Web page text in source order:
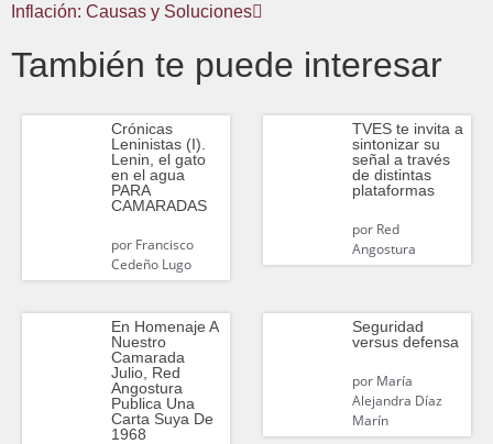
Inflación: Causas y Soluciones
También te puede interesar
Crónicas
Leninistas (I).
Lenin, el gato
en el agua
PARA
CAMARADAS
porFrancisco
Cedeño Lugo
TVES te invita a
sintonizar su
señal a través
de distintas
plataformas
porRed
Angostura
En Homenaje A
Nuestro
Camarada
Julio, Red
Angostura
Publica Una
Carta Suya De
1968
Seguridad
versus defensa
porMaría
Alejandra Díaz
Marín